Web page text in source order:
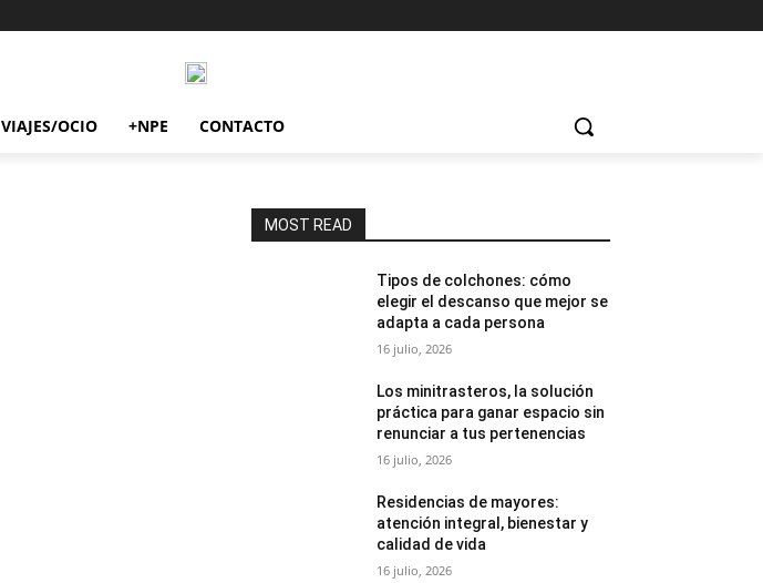
VIAJES/OCIO +NPE CONTACTO
MOST READ
Tipos de colchones: cómo
elegir el descanso que mejor se
adapta a cada persona
16 julio, 2026
Los minitrasteros, la solución
práctica para ganar espacio sin
renunciar a tus pertenencias
16 julio, 2026
Residencias de mayores:
atención integral, bienestar y
calidad de vida
16 julio, 2026